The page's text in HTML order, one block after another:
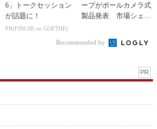
6」トークセッション
が話題に！
PR(FINCHI on GOETHE)
ープがポールカメラ式
製品発表 市場シェア
Recommended by
PR